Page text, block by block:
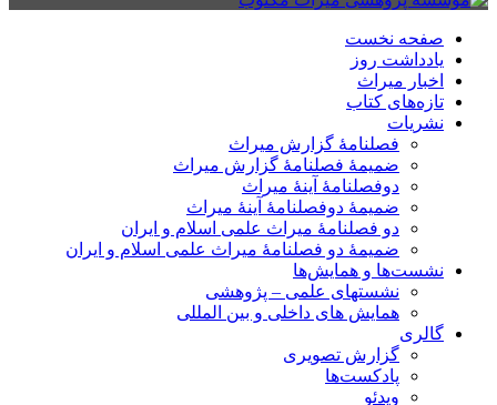
صفحه نخست
یادداشت روز
اخبار میراث
تازه‌های کتاب
نشریات
فصلنامۀ گزارش میراث
ضمیمۀ فصلنامۀ گزارش میراث
دوفصلنامۀ آینۀ میراث
ضمیمۀ دوفصلنامۀ آینۀ میراث
دو فصلنامۀ میراث علمی اسلام و ایران
ضمیمۀ دو فصلنامۀ میراث علمی اسلام و ایران
نشست‌ها و همایش‌ها
نشستهای علمی – پژوهشی
همایش های داخلی و بین المللی
گالری
گزارش تصویری
پادکست‌ها
ویدئو